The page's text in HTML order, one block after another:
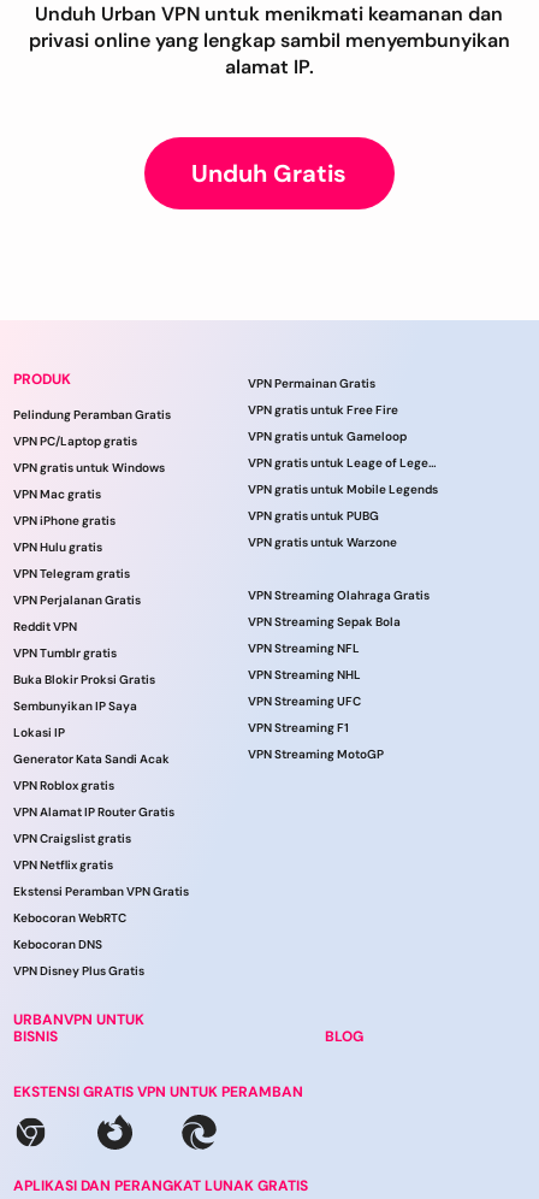
Unduh Urban VPN untuk menikmati keamanan dan
privasi online yang lengkap sambil menyembunyikan
alamat IP.
Unduh Gratis
PRODUK
Pelindung Peramban Gratis
VPN PC/Laptop gratis
VPN gratis untuk Windows
VPN Mac gratis
VPN iPhone gratis
VPN Hulu gratis
VPN Telegram gratis
VPN Perjalanan Gratis
Reddit VPN
VPN Tumblr gratis
Buka Blokir Proksi Gratis
Sembunyikan IP Saya
Lokasi IP
Generator Kata Sandi Acak
VPN Roblox gratis
VPN Alamat IP Router Gratis
VPN Craigslist gratis
VPN Netflix gratis
Ekstensi Peramban VPN Gratis
Kebocoran WebRTC
Kebocoran DNS
VPN Disney Plus Gratis
URBANVPN UNTUK
BISNIS
VPN Permainan Gratis
VPN gratis untuk Free Fire
VPN gratis untuk Gameloop
VPN gratis untuk Leage of Legends
VPN gratis untuk Mobile Legends
VPN gratis untuk PUBG
VPN gratis untuk Warzone
VPN Streaming Olahraga Gratis
VPN Streaming Sepak Bola
VPN Streaming NFL
VPN Streaming NHL
VPN Streaming UFC
VPN Streaming F1
VPN Streaming MotoGP
BLOG
EKSTENSI GRATIS VPN UNTUK PERAMBAN
APLIKASI DAN PERANGKAT LUNAK GRATIS